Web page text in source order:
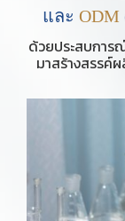
และ ODM
ด้วยประสบการ
มาสร้างสรร